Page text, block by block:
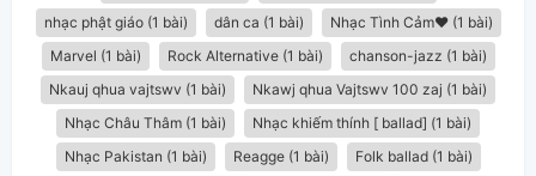
nhạc phật giáo (1 bài)
dân ca​ (1 bài)
Nhạc Tình Cảm❤️ (1 bài)
Marvel (1 bài)
Rock Alternative (1 bài)
chanson-jazz (1 bài)
Nkauj qhua vajtswv (1 bài)
Nkawj qhua Vajtswv 100 zaj (1 bài)
Nhạc Châu Thâm (1 bài)
Nhạc khiếm thính [ ballad] (1 bài)
Nhạc Pakistan (1 bài)
Reagge (1 bài)
Folk ballad (1 bài)